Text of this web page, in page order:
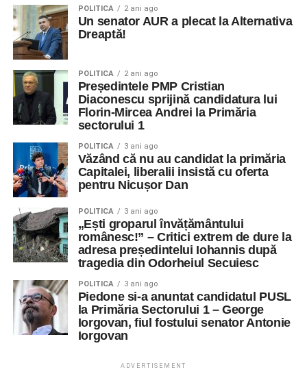
POLITICA 2 ani ago
Un senator AUR a plecat la Alternativa
Dreaptă!
POLITICA 2 ani ago
Președintele PMP Cristian
Diaconescu sprijină candidatura lui
Florin-Mircea Andrei la Primăria
sectorului 1
POLITICA 3 ani ago
Văzând că nu au candidat la primăria
Capitalei, liberalii insistă cu oferta
pentru Nicușor Dan
POLITICA 3 ani ago
„Ești groparul învățământului
românesc!” – Critici extrem de dure la
adresa președintelui Iohannis după
tragedia din Odorheiul Secuiesc
POLITICA 3 ani ago
Piedone si-a anuntat candidatul PUSL
la Primăria Sectorului 1 – George
Iorgovan, fiul fostului senator Antonie
Iorgovan
ADVERTISEMENT